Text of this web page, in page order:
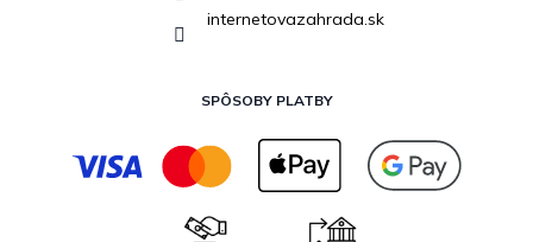
internetovazahrada.sk
SPÔSOBY PLATBY